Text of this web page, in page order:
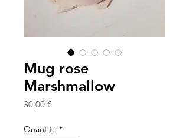
Mug rose
Marshmallow
30,00 €Prix
Quantité *